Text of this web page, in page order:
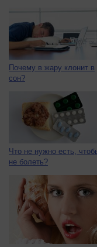
Почему в жару клонит в
сон?
Что не нужно есть,
не болеть?